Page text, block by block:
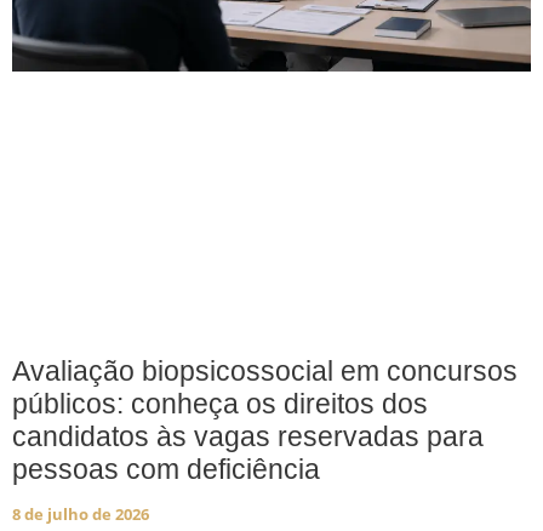
Avaliação biopsicossocial em concursos
públicos: conheça os direitos dos
candidatos às vagas reservadas para
pessoas com deficiência
8 de julho de 2026